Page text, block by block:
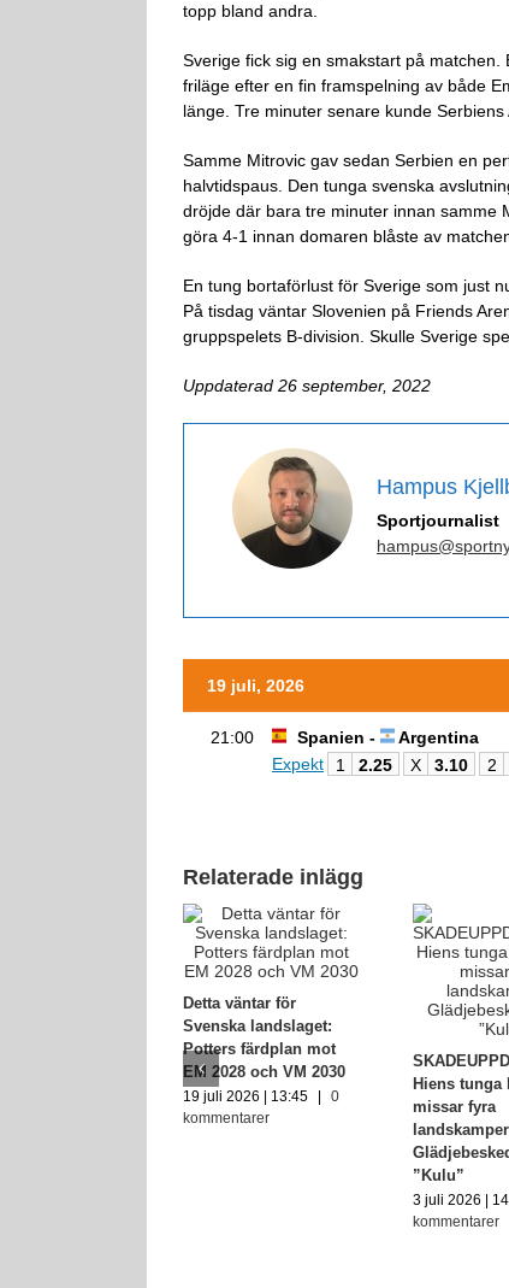
topp bland andra.
Sverige fick sig en smakstart på
friläge efter en fin framspelning av både
länge. Tre minuter senare kunde Serbiens
Samme Mitrovic gav sedan Serbien en
halvtidspaus. Den tunga svenska
dröjde där bara tre minuter innan samme
göra 4-1 innan domaren blåste av
En tung bortaförlust för Sverige som just
På tisdag väntar Slovenien på Friends
gruppspelets B-division. Skulle Sverige
Uppdaterad 26 september, 2022
Hampus
Sportjournalist
19 juli, 2026
21:00 Spanien -
Argentina
Expekt
1 2.25 X 3.10 2
Relaterade inlägg
Detta väntar för
Svenska landslaget:
Potters färdplan mot
EM 2028 och VM 2030
19 juli 2026 | 13:45
0
kommentarer
Hiens tunga
missar fyra
landskamper
”Kulu”
3 juli 2026 |
kommentarer